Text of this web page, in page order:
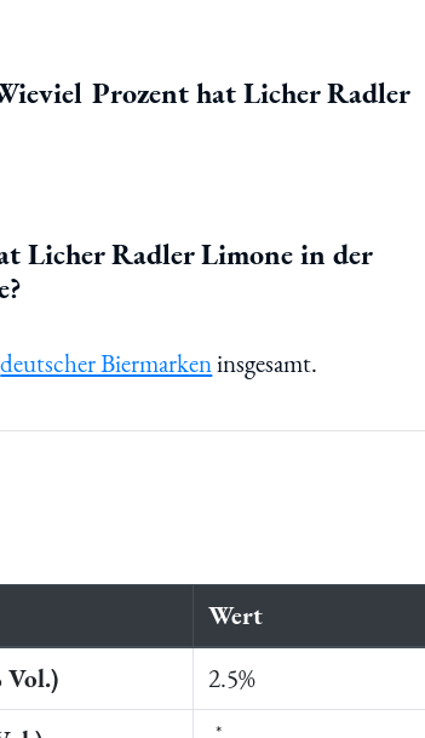
Prozent hat Licher Radler
Licher Radler Limone in der
deutscher Biermarkeninsgesamt.
Wert
Vol.)
2.5%
*